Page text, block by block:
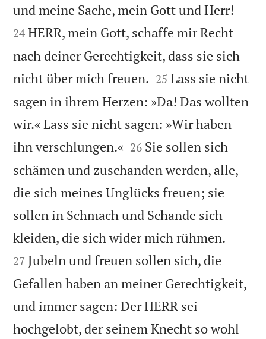
und meine Sache, mein Gott und Herr!
24 HERR, mein Gott, schaffe mir Recht
nach deiner Gerechtigkeit, dass sie sich
nicht über mich freuen. 

25 Lass sie nicht
sagen in ihrem Herzen: »Da! Das wollten
wir.« Lass sie nicht sagen: »Wir haben
ihn verschlungen.« 

26 Sie sollen sich
schämen und zuschanden werden, alle,
die sich meines Unglücks freuen; sie
sollen in Schmach und Schande sich
kleiden, die sich wider mich rühmen.
27 Jubeln und freuen sollen sich, die
Gefallen haben an meiner Gerechtigkeit,
und immer sagen: Der HERR sei
hochgelobt, der seinem Knecht so wohl